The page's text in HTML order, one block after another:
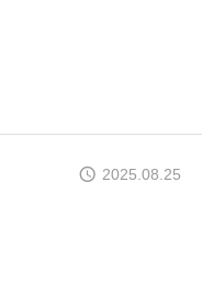
2025.08.25